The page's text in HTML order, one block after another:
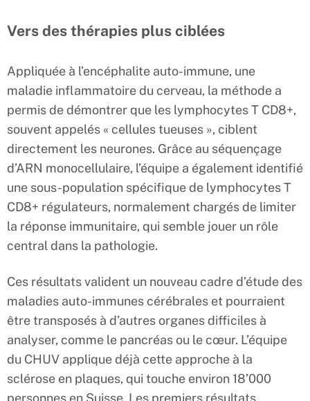
Vers des thérapies plus ciblées
Appliquée à l’encéphalite auto-immune, une
maladie inflammatoire du cerveau, la méthode a
permis de démontrer que les lymphocytes T CD8+,
souvent appelés « cellules tueuses », ciblent
directement les neurones. Grâce au séquençage
d’ARN monocellulaire, l’équipe a également identifié
une sous-population spécifique de lymphocytes T
CD8+ régulateurs, normalement chargés de limiter
la réponse immunitaire, qui semble jouer un rôle
central dans la pathologie.
Ces résultats valident un nouveau cadre d’étude des
maladies auto-immunes cérébrales et pourraient
être transposés à d’autres organes difficiles à
analyser, comme le pancréas ou le cœur. L’équipe
du CHUV applique déjà cette approche à la
sclérose en plaques, qui touche environ 18’000
personnes en Suisse. Les premiers résultats